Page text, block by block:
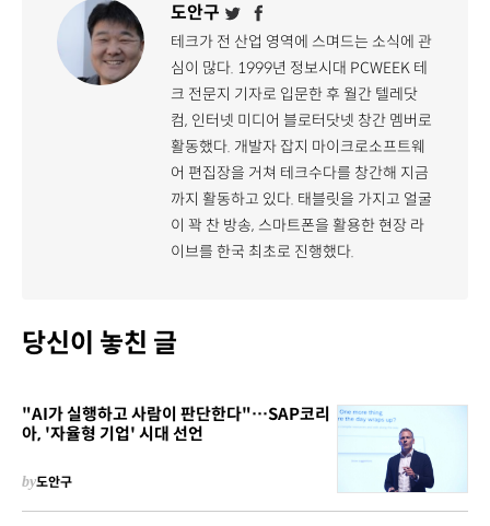
도안구
테크가 전 산업 영역에 스며드는 소식에 관
심이 많다. 1999년 정보시대 PCWEEK 테
크 전문지 기자로 입문한 후 월간 텔레닷
컴, 인터넷 미디어 블로터닷넷 창간 멤버로
활동했다. 개발자 잡지 마이크로소프트웨
어 편집장을 거쳐 테크수다를 창간해 지금
까지 활동하고 있다. 태블릿을 가지고 얼굴
이 꽉 찬 방송, 스마트폰을 활용한 현장 라
이브를 한국 최초로 진행했다.
당신이 놓친 글
"AI가 실행하고 사람이 판단한다"…SAP코리
아, '자율형 기업' 시대 선언
by도안구